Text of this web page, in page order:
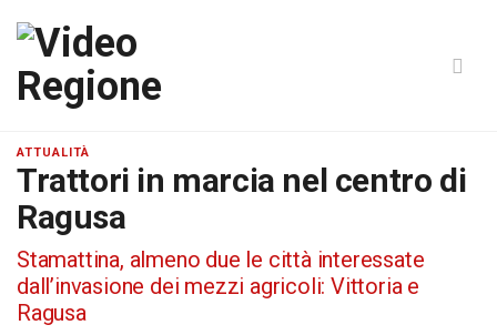
ATTUALITÀ
Trattori in marcia nel centro di
Ragusa
Stamattina, almeno due le città interessate
dall’invasione dei mezzi agricoli: Vittoria e
Ragusa